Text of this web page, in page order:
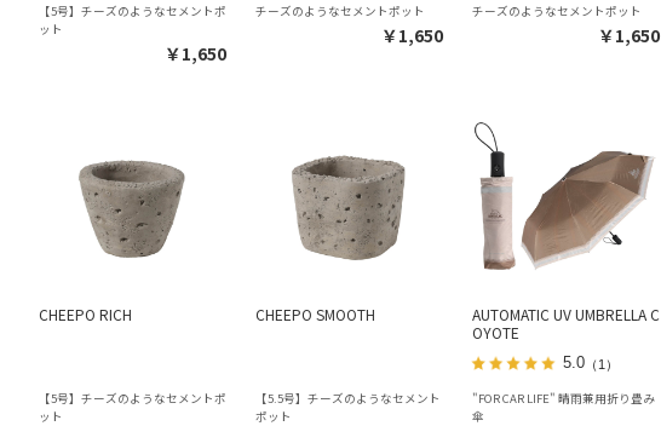
【5号】チーズのようなセメントポ
ット
￥1,650
チーズのようなセメントポット
￥1,650
チーズのようなセメントポット
￥1,650
CHEEPO RICH
【5号】チーズのようなセメントポ
ット
CHEEPO SMOOTH
【5.5号】チーズのようなセメント
ポット
AUTOMATIC UV UMBRELLA C
OYOTE
5.0（1）
"FOR CAR LIFE" 晴雨兼用折り畳み
傘